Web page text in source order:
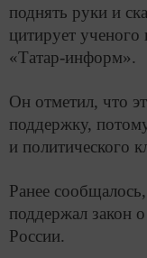
поднять руки и
цитирует
«Татар-информ».
Он отметил, что
поддержку,
и политического
Ранее
поддержал закон
России.